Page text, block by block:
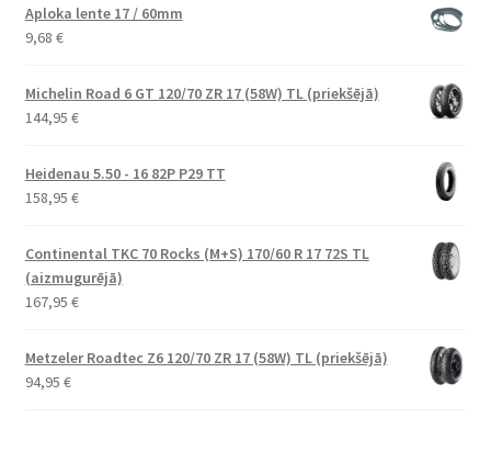
Aploka lente 17 / 60mm
9,68 €
Michelin Road 6 GT 120/70 ZR 17 (58W) TL (priekšējā)
144,95 €
Heidenau 5.50 - 16 82P P29 TT
158,95 €
Continental TKC 70 Rocks (M+S) 170/60 R 17 72S TL
(aizmugurējā)
167,95 €
Metzeler Roadtec Z6 120/70 ZR 17 (58W) TL (priekšējā)
94,95 €